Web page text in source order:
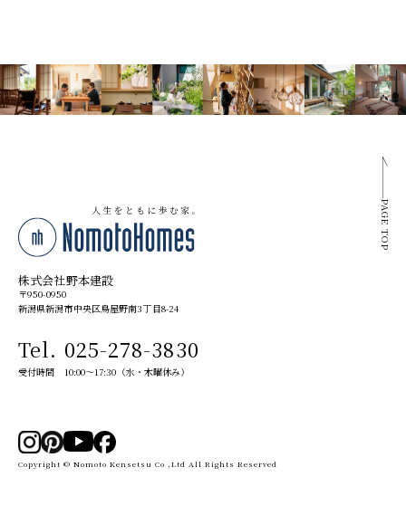
株式会社野本建設
〒950-0950
新潟県新潟市中央区鳥屋野南3丁目8-24
Tel. 025-278-3830
受付時間 10:00～17:30（水・木曜休み）
Copyright © Nomoto Kensetsu Co ,Ltd All Rights Reserved
PAGE TOP